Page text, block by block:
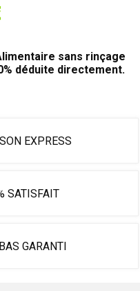
sans rinçage
déduite directement.
EXPRESS
SATISFAIT
GARANTI